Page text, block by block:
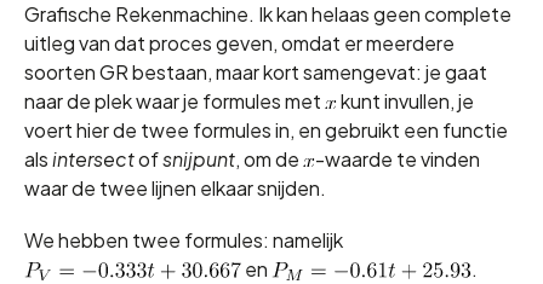
Grafische Rekenmachine. Ik kan helaas geen complete
uitleg van dat proces geven, omdat er meerdere
soorten GR bestaan, maar kort samengevat: je gaat
naar de plek waar je formules met
kunt invullen, je
voert hier de twee formules in, en gebruikt een functie
alsintersectofsnijpunt, om de
-waarde te vinden
waar de twee lijnen elkaar snijden.
We hebben twee formules: namelijk
en
.